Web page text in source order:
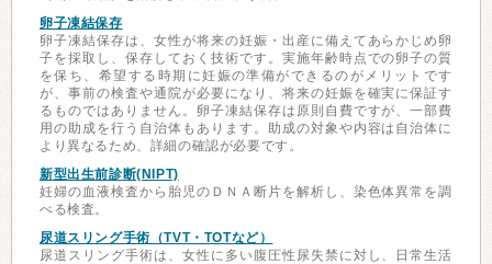
卵子凍結保存
卵子凍結保存は、女性が将来の妊娠・出産に備えてあらかじめ卵
子を採取し、保存しておく技術です。実施年齢時点での卵子の質
を保ち、希望する時期に妊娠の準備ができるのがメリットです
が、事前の検査や通院が必要になり、将来の妊娠を確実に保証す
るものではありません。卵子凍結保存は原則自費ですが、一部費
用の助成を行う自治体もあります。助成の対象や内容は自治体に
より異なるため、詳細の確認が必要です。
新型出生前診断(NIPT)
妊婦の血液検査から胎児のＤＮＡ断片を解析し、染色体異常を調
べる検査。
尿道スリング手術（TVT・TOTなど）
尿道スリング手術は、女性に多い腹圧性尿失禁に対し、日常生活